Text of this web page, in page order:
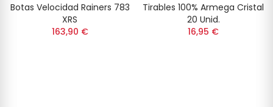
Botas Velocidad Rainers 783
XRS
163,90 €
Tirables 100% Armega Cristal
20 Unid.
16,95 €